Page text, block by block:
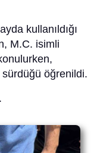
kullanıldığı
M.C. isimli
öğrenildi.